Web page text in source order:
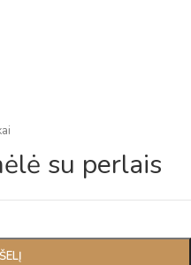
su perlais